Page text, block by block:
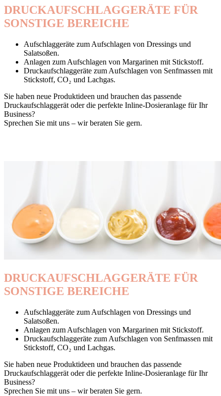
DRUCKAUFSCHLAGGERÄTE FÜR
SONSTIGE BEREICHE
Aufschlaggeräte zum Aufschlagen von Dressings und
Salatsoßen.
Anlagen zum Aufschlagen von Margarinen mit Stickstoff.
Druckaufschlaggeräte zum Aufschlagen von Senfmassen mit
Stickstoff, CO₂ und Lachgas.
Sie haben neue Produktideen und brauchen das passende
Druckaufschlaggerät oder die perfekte Inline-Dosieranlage für Ihr
Business?
Sprechen Sie mit uns – wir beraten Sie gern.
DRUCKAUFSCHLAGGERÄTE FÜR
SONSTIGE BEREICHE
Aufschlaggeräte zum Aufschlagen von Dressings und
Salatsoßen.
Anlagen zum Aufschlagen von Margarinen mit Stickstoff.
Druckaufschlaggeräte zum Aufschlagen von Senfmassen mit
Stickstoff, CO₂ und Lachgas.
Sie haben neue Produktideen und brauchen das passende
Druckaufschlaggerät oder die perfekte Inline-Dosieranlage für Ihr
Business?
Sprechen Sie mit uns – wir beraten Sie gern.